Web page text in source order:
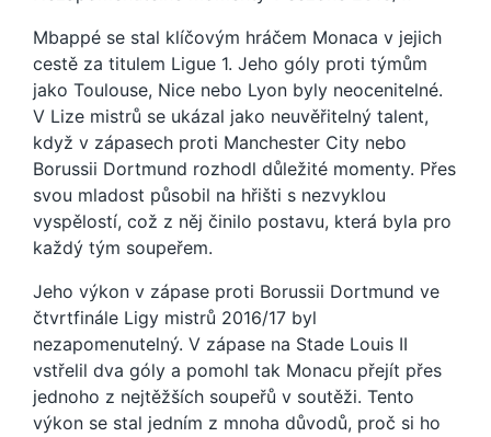
Mbappé se stal klíčovým hráčem Monaca v jejich
cestě za titulem Ligue 1. Jeho góly proti týmům
jako Toulouse, Nice nebo Lyon byly neocenitelné.
V Lize mistrů se ukázal jako neuvěřitelný talent,
když v zápasech proti Manchester City nebo
Borussii Dortmund rozhodl důležité momenty. Přes
svou mladost působil na hřišti s nezvyklou
vyspělostí, což z něj činilo postavu, která byla pro
každý tým soupeřem.
Jeho výkon v zápase proti Borussii Dortmund ve
čtvrtfinále Ligy mistrů 2016/17 byl
nezapomenutelný. V zápase na Stade Louis II
vstřelil dva góly a pomohl tak Monacu přejít přes
jednoho z nejtěžších soupeřů v soutěži. Tento
výkon se stal jedním z mnoha důvodů, proč si ho